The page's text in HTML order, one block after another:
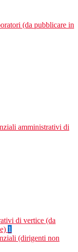
(da pubblicare in
amministrativi di
di vertice (da
1
(dirigenti non